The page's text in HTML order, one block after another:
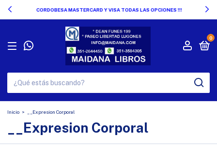
CORDOBESA MASTERCARD Y VISA TODAS LAS OPCIONES !!!
0
Inicio > __Expresion Corporal
__Expresion Corporal